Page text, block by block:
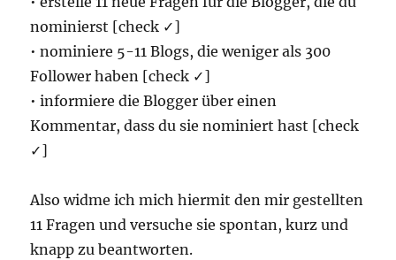
nominierst [check ✓]
• nominiere 5-11 Blogs, die weniger als 300
Follower haben [check ✓]
• informiere die Blogger über einen
Kommentar, dass du sie nominiert hast [check
✓]
Also widme ich mich hiermit den mir gestellten
11 Fragen und versuche sie spontan, kurz und
knapp zu beantworten.